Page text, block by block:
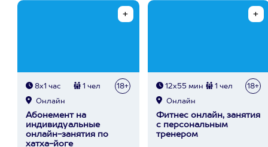
8х1 час 1 чел 18+
Онлайн
Абонемент на
индивидуальные
онлайн-занятия по
хатха-йоге
12х55 мин 1 чел 18+
Онлайн
Фитнес онлайн, занятия
с персональным
тренером